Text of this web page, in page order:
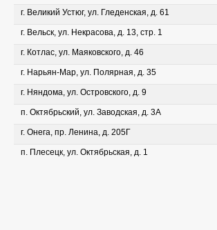
г. Великий Устюг, ул. Гледенская, д. 61
г. Вельск, ул. Некрасова, д. 13, стр. 1
г. Котлас, ул. Маяковского, д. 46
г. Нарьян-Мар, ул. Полярная, д. 35
г. Няндома, ул. Островского, д. 9
п. Октябрьский, ул. Заводская, д. 3А
г. Онега, пр. Ленина, д. 205Г
п. Плесецк, ул. Октябрьская, д. 1